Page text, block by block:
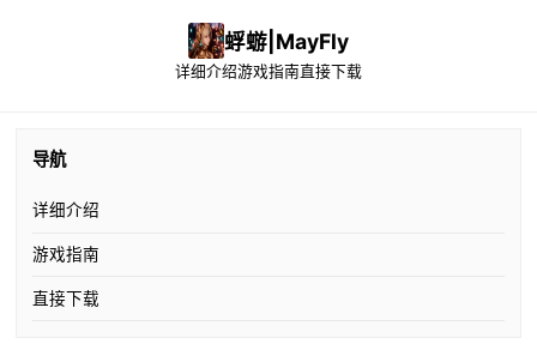
蜉蝣|MayFly
详细介绍游戏指南直接下载
导航
详细介绍
游戏指南
直接下载